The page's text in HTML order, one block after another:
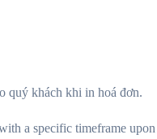
quý khách khi in hoá đơn.
a specific timeframe